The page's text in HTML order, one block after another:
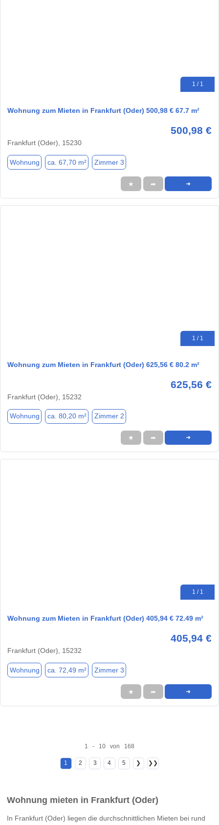
1 / 1
Wohnung zum Mieten in Frankfurt (Oder) 500,98 € 67.7 m²
500,98 €
Frankfurt (Oder), 15230
Wohnung ca. 67,70 m² Zimmer 3
★ ➦ ➜
1 / 1
Wohnung zum Mieten in Frankfurt (Oder) 625,56 € 80.2 m²
625,56 €
Frankfurt (Oder), 15232
Wohnung ca. 80,20 m² Zimmer 2
★ ➦ ➜
1 / 1
Wohnung zum Mieten in Frankfurt (Oder) 405,94 € 72.49 m²
405,94 €
Frankfurt (Oder), 15232
Wohnung ca. 72,49 m² Zimmer 3
★ ➦ ➜
1 - 10 von 168
1 2 3 4 5 ❯ ❯❯
Wohnung mieten in Frankfurt (Oder)
In Frankfurt (Oder) liegen die durchschnittlichen Mieten bei rund